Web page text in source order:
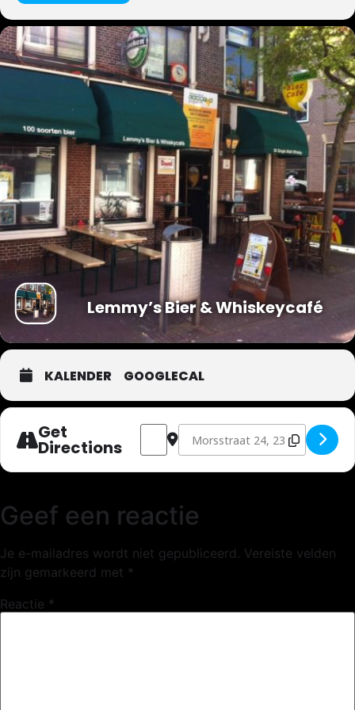
blues-bassist van Nederland en meest sexy man van 1985 , o.a. Big
JayMcNeely, Arthur Ebeling, Shane Mac Gowan) gevraagd de
gelederen te komen versterken.
The Busquitos spelen een zeer gevarieerd repertoire. Van de
‘Roaring Twenties’ tot gistermiddag. Hot Club, Jazz, Country, Pop,
Klassiek, Rock & Roll, alles komt voorbij.
Liedjes van Disney, Django Reinhardt, The Mills Brothers, Louis
Prima, Sonny Rollins, en Irving Berlin, om er zomaar een paar te
noemen. Ook leuke herkenbare tunes als die van Benny Hill, The
Nanny etc. etc. passeren de revue, evenals heerlijk in het gehoor
liggende eigen composities met dolkomische teksten.
Lemmy’s Bier & Whiskeycafé
KALENDER GOOGLECAL
Get
Directions
Address - The Busquitos [0YWyzcHMz]
Destination Address - The
Geef een reactie
Je e-mailadres wordt niet gepubliceerd. Vereiste velden
zijn gemarkeerd met *
Reactie *